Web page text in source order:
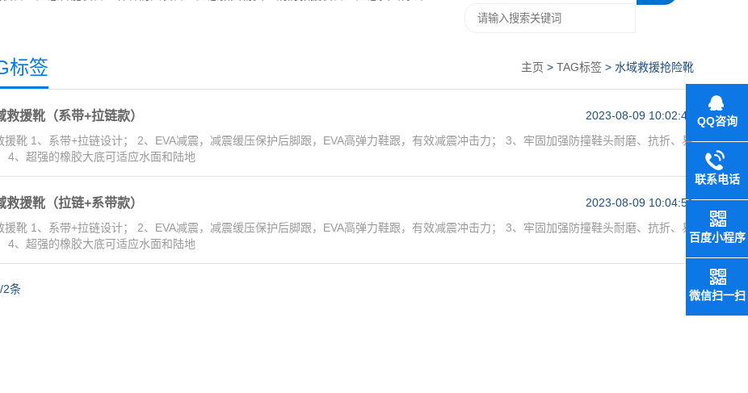
标签 主页 > TAG标签 > 水域救援抢险靴
救援靴（系带+拉链款）
2023-08-09 10:02:41
援靴 1、系带+拉链设计； 2、EVA减震，减震缓压保护后脚跟，EVA高弹力鞋跟，有效减震冲击力； 3、牢固加强防撞鞋头耐磨、抗折、易
4、超强的橡胶大底可适应水面和陆地
救援靴（拉链+系带款）
2023-08-09 10:04:51
援靴 1、系带+拉链设计； 2、EVA减震，减震缓压保护后脚跟，EVA高弹力鞋跟，有效减震冲击力； 3、牢固加强防撞鞋头耐磨、抗折、易
4、超强的橡胶大底可适应水面和陆地
2条
QQ咨询
联系电话
百度小程序
微信扫一扫